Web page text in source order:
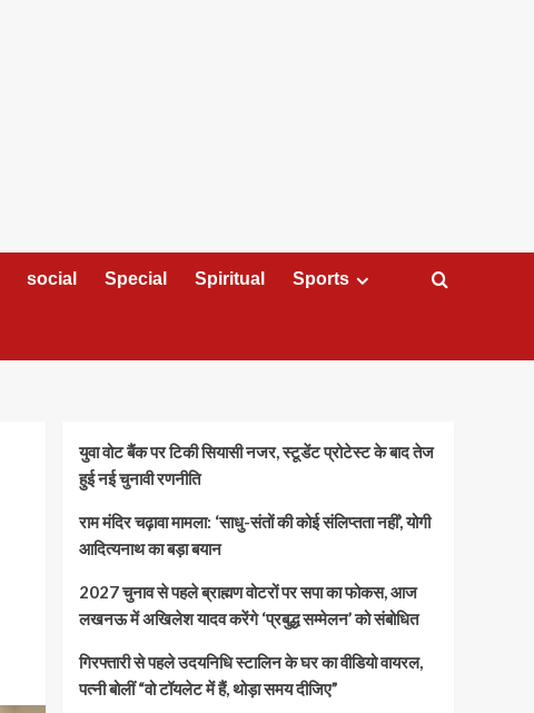
social Special Spiritual Sports
युवा वोट बैंक पर टिकी सियासी नजर, स्टूडेंट प्रोटेस्ट के बाद तेज
हुई नई चुनावी रणनीति
राम मंदिर चढ़ावा मामला: ‘साधु-संतों की कोई संलिप्तता नहीं’, योगी
आदित्यनाथ का बड़ा बयान
2027 चुनाव से पहले ब्राह्मण वोटरों पर सपा का फोकस, आज
लखनऊ में अखिलेश यादव करेंगे ‘प्रबुद्ध सम्मेलन’ को संबोधित
गिरफ्तारी से पहले उदयनिधि स्टालिन के घर का वीडियो वायरल,
पत्नी बोलीं “वो टॉयलेट में हैं, थोड़ा समय दीजिए”